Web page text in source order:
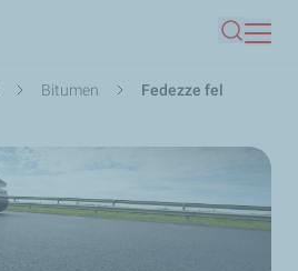
tartalomra
Keresés
Bitumen
Fedezze fel